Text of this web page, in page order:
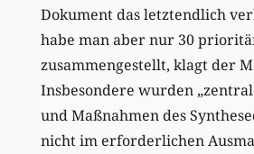
Dokument das letztendlich
habe man aber nur 30
zusammengestellt, klagt der
Insbesondere wurden
und Maßnahmen des
nicht im erforderlichen